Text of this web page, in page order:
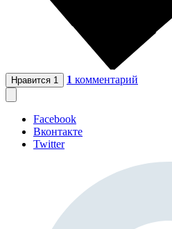
Нравится 1 1 комментарий
Facebook
Вконтакте
Twitter